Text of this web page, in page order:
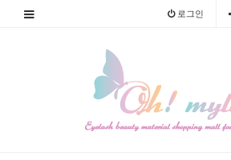
로그인